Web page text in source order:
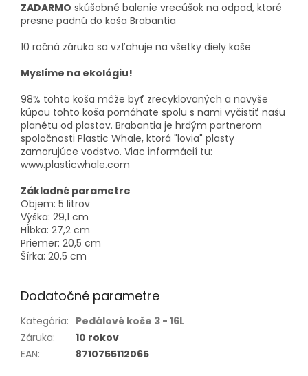
ZADARMO skúšobné balenie vrecúšok na odpad, ktoré
presne padnú do koša Brabantia
10 ročná záruka sa vzťahuje na všetky diely koše
Myslíme na ekológiu!
98% tohto koša môže byť zrecyklovaných a navyše
kúpou tohto koša pomáhate spolu s nami vyčistiť našu
planétu od plastov. Brabantia je hrdým partnerom
spoločnosti Plastic Whale, ktorá "lovia" plasty
zamorujúce vodstvo. Viac informácií tu:
www.plasticwhale.com
Základné parametre
Objem: 5 litrov
Výška: 29,1 cm
Hĺbka: 27,2 cm
Priemer: 20,5 cm
Šírka: 20,5 cm
Dodatočné parametre
Kategória: Pedálové koše 3 - 16L
Záruka:
10 rokov
EAN: 8710755112065